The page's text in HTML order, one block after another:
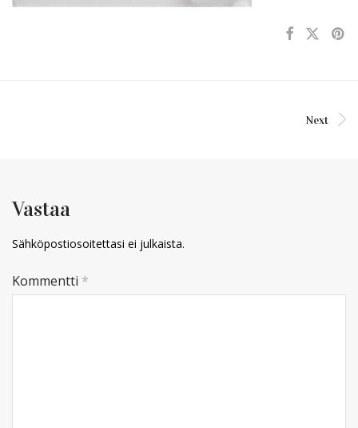
Next
Vastaa
Sähköpostiosoitettasi ei julkaista.
Kommentti *